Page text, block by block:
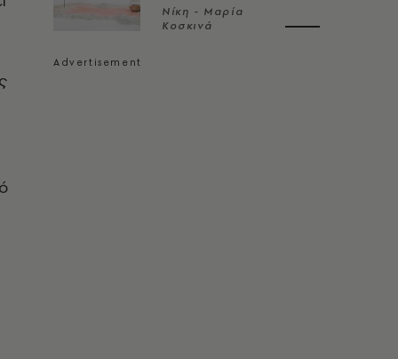
Νίκη - Μαρία
Κοσκινά